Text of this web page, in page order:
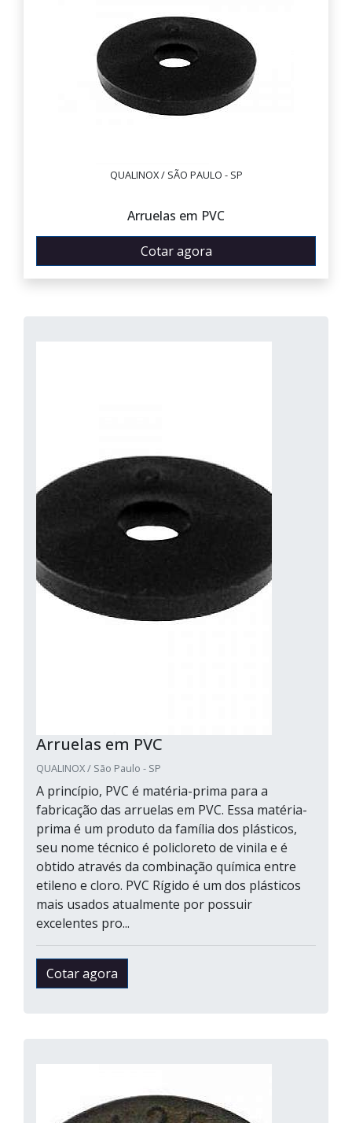
QUALINOX / SÃO PAULO - SP
Arruelas em PVC
Cotar agora
Arruelas em PVC
QUALINOX / São Paulo - SP
A princípio, PVC é matéria-prima para a
fabricação das arruelas em PVC. Essa matéria-
prima é um produto da família dos plásticos,
seu nome técnico é policloreto de vinila e é
obtido através da combinação química entre
etileno e cloro. PVC Rígido é um dos plásticos
mais usados atualmente por possuir
excelentes pro...
Cotar agora